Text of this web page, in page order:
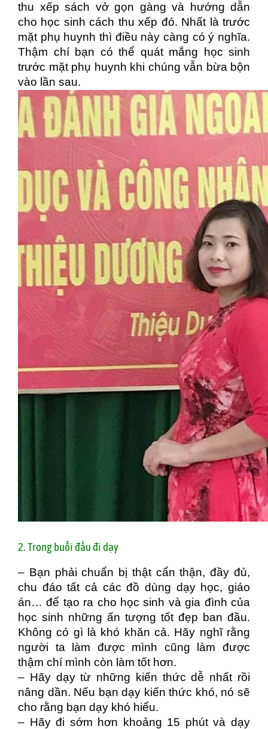
thu xếp sách vở gọn gàng và hướng dẫn
cho học sinh cách thu xếp đó. Nhất là trước
mặt phụ huynh thì điều này càng có ý nghĩa.
Thậm chí bạn có thể quát mắng học sinh
trước mặt phụ huynh khi chúng vẫn bừa bộn
vào lần sau.
2. Trong buổi đầu đi dạy
– Bạn phải chuẩn bị thật cẩn thận, đầy đủ,
chu đáo tất cả các đồ dùng dạy học, giáo
án… để tạo ra cho học sinh và gia đình của
học sinh những ấn tượng tốt đẹp ban đầu.
Không có gì là khó khăn cả. Hãy nghĩ rằng
người ta làm được mình cũng làm được
thậm chí mình còn làm tốt hơn.
– Hãy dạy từ những kiến thức dễ nhất rồi
nâng dần. Nếu bạn dạy kiến thức khó, nó sẽ
cho rằng bạn dạy khó hiểu.
– Hãy đi sớm hơn khoảng 15 phút và dạy